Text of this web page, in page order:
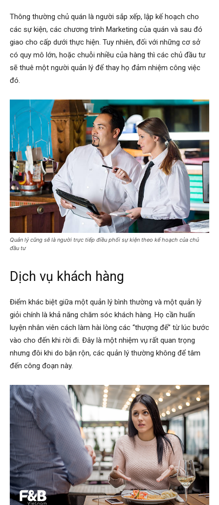
Thông thường chủ quán là người sắp xếp, lập kế hoạch cho
các sự kiện, các chương trình Marketing của quán và sau đó
giao cho cấp dưới thực hiện. Tuy nhiên, đối với những cơ sở
có quy mô lớn, hoặc chuỗi nhiều của hàng thì các chủ đầu tư
sẽ thuê một người quản lý để thay họ đảm nhiệm công việc
đó.
Quản lý cũng sẽ là người trực tiếp điều phối sự kiện theo kế hoạch của chủ
đầu tư
Dịch vụ khách hàng
Điểm khác biệt giữa một quản lý bình thường và một quản lý
giỏi chính là khả năng chăm sóc khách hàng. Họ cần huấn
luyện nhân viên cách làm hài lòng các “thượng đế” từ lúc bước
vào cho đến khi rời đi. Đây là một nhiệm vụ rất quan trọng
nhưng đôi khi do bận rộn, các quản lý thường không để tâm
đến công đoạn này.